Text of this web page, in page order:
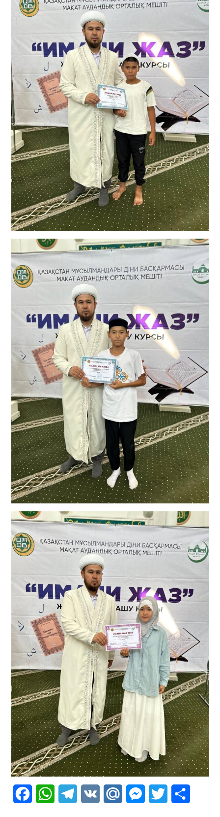
FacebookWhatsAppTelegram
VK Mail.Ru Messenger
Twitter